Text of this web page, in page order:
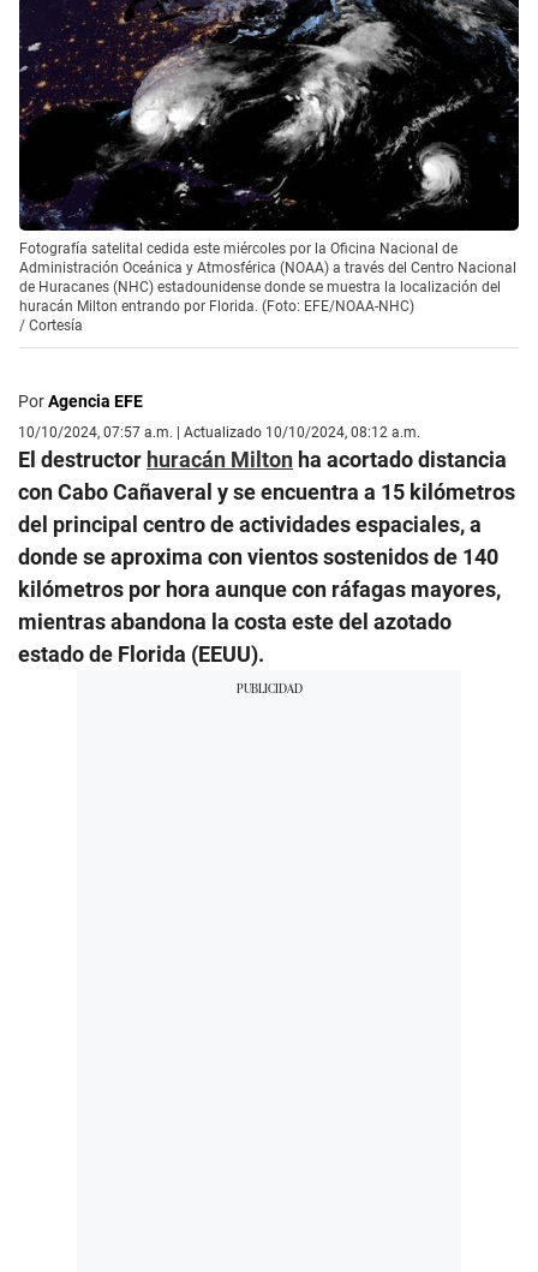
Fotografía satelital cedida este miércoles por la Oficina Nacional de
Administración Oceánica y Atmosférica (NOAA) a través del Centro Nacional
de Huracanes (NHC) estadounidense donde se muestra la localización del
huracán Milton entrando por Florida. (Foto: EFE/NOAA-NHC)
/ Cortesía
PorAgencia EFE
10/10/2024, 07:57 a.m. | Actualizado 10/10/2024, 08:12 a.m.
El destructor huracán Milton ha acortado distancia
con Cabo Cañaveral y se encuentra a 15 kilómetros
del principal centro de actividades espaciales, a
donde se aproxima con vientos sostenidos de 140
kilómetros por hora aunque con ráfagas mayores,
mientras abandona la costa este del azotado
estado de Florida (EEUU).